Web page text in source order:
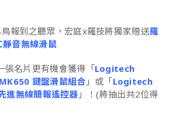
報到之聽眾，宏庭x羅技將獨家贈送羅
音無線滑鼠
張名片更有機會獲得「Logitech
鍵盤滑鼠組合 」或「Logitech
無線簡報遙控器 」！(將抽出共2位得